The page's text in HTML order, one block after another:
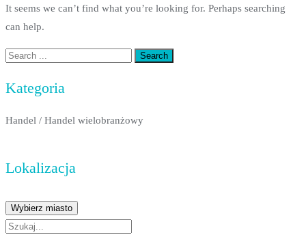
It seems we can’t find what you’re looking for. Perhaps searching
can help.
Kategoria
Handel / Handel wielobranżowy
Lokalizacja
Wybierz miasto